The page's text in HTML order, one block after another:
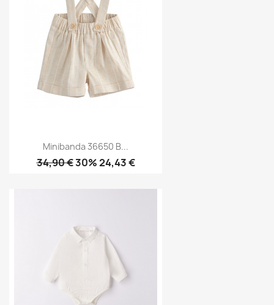
Minibanda 36650 B...
34,90 €30% 24,43 €